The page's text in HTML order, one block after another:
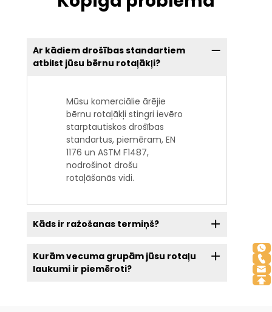
Ar kādiem drošības standartiem
atbilst jūsu bērnu rotaļākļi?
Mūsu komerciālie ārējie
bērnu rotaļākļi stingri ievēro
starptautiskos drošības
standartus, piemēram, EN
1176 un ASTM F1487,
nodrošinot drošu
rotaļāšanās vidi.
Kāds ir ražošanas termiņš?
Kurām vecuma grupām jūsu rotaļu
laukumi ir piemēroti?